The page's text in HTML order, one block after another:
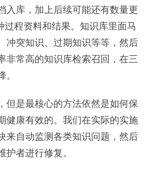
入库，加上后续可能还有数量更
程资料和结果。知识库里面马
冲突知识、过期知识等等，然后
非常高的知识库检索召回，在三
但是最核心的方法依然是如何保
健康有效的。我们在实际的实施
来自动监测各类知识问题，然后
者进行修复。